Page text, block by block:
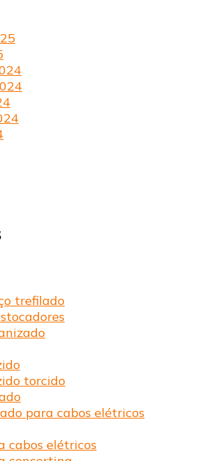
trefilado
torcido
para cabos elétricos
cabos elétricos